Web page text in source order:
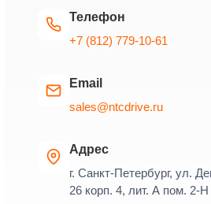
Телефон
+7 (812) 779-10-61
Email
sales@ntcdrive.ru
Адрес
г. Санкт-Петербург, ул.
26 корп. 4, лит. А пом. 2-Н